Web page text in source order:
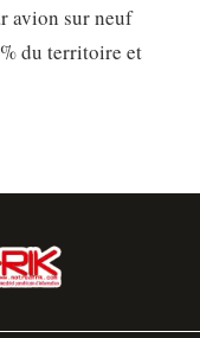
avion sur neuf
du territoire et